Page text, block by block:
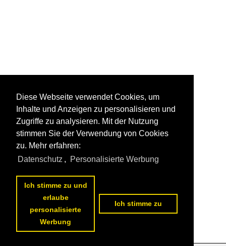
Diese Webseite verwendet Cookies, um
Inhalte und Anzeigen zu personalisieren und
Zugriffe zu analysieren. Mit der Nutzung
stimmen Sie der Verwendung von Cookies
zu. Mehr erfahren:
Datenschutz , Personalisierte Werbung
Ich stimme zu und
erlaube
personalisierte
Werbung
Ich stimme zu